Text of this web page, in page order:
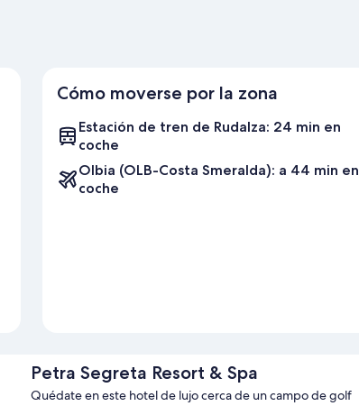
Cómo moverse por la zona
Estación de tren de Rudalza: 24 min en
coche
Olbia (OLB-Costa Smeralda): a 44 min en
coche
Petra Segreta Resort & Spa
Quédate en este hotel de lujo cerca de un campo de golf